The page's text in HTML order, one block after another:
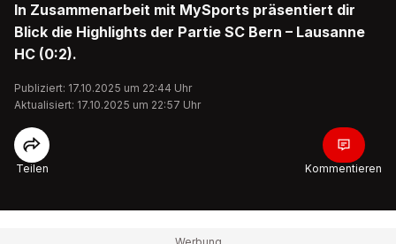
In Zusammenarbeit mit MySports präsentiert dir
Blick die Highlights der Partie SC Bern – Lausanne
HC (0:2).
Publiziert: 17.10.2025 um 22:44 Uhr
Aktualisiert: 17.10.2025 um 22:57 Uhr
Teilen Kommentieren